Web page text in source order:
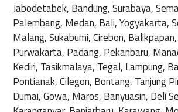
Jabodetabek, Bandung, Surabaya,
Palembang, Medan, Bali, Yogyakarta,
Malang, Sukabumi, Cirebon,
Purwakarta, Padang, Pekanbaru,
Kediri, Tasikmalaya, Tegal, Lampung,
Pontianak, Cilegon, Bontang, Tanjung
Dumai, Gowa, Maros, Banyuasin, Deli